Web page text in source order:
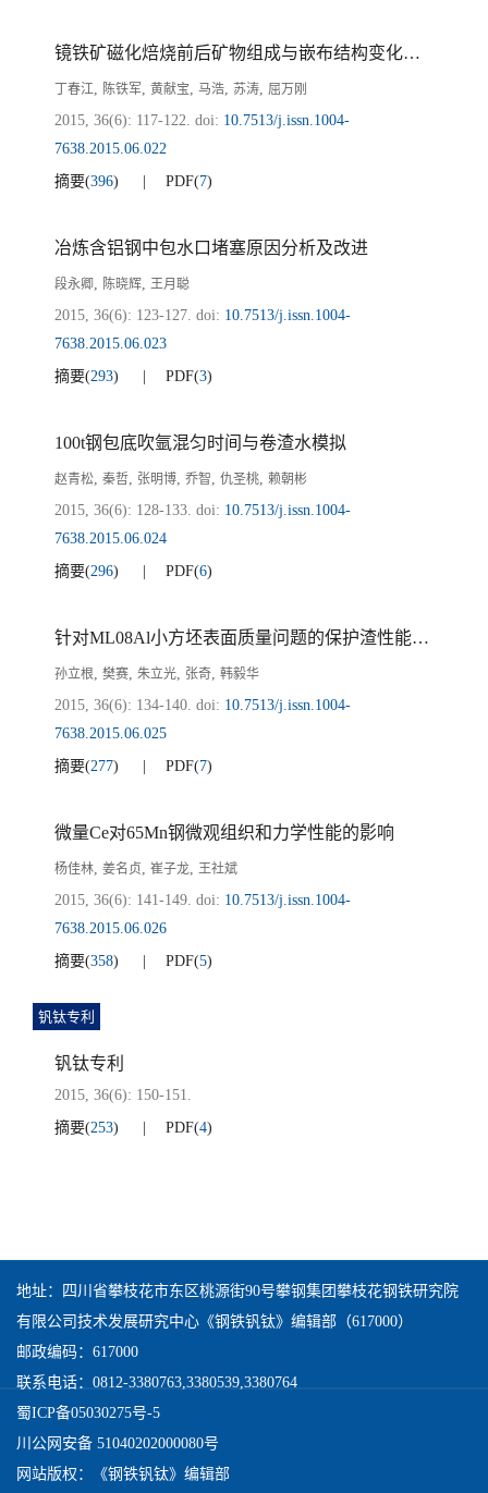
镜铁矿磁化焙烧前后矿物组成与嵌布结构变化分析
丁春江, 陈铁军, 黄献宝, 马浩, 苏涛, 屈万刚
2015, 36(6): 117-122. doi: 10.7513/j.issn.1004-
7638.2015.06.022
摘要(396) PDF(7)
冶炼含铝钢中包水口堵塞原因分析及改进
段永卿, 陈晓辉, 王月聪
2015, 36(6): 123-127. doi: 10.7513/j.issn.1004-
7638.2015.06.023
摘要(293) PDF(3)
100t钢包底吹氩混匀时间与卷渣水模拟
赵青松, 秦哲, 张明博, 乔智, 仇圣桃, 赖朝彬
2015, 36(6): 128-133. doi: 10.7513/j.issn.1004-
7638.2015.06.024
摘要(296) PDF(6)
针对ML08Al小方坯表面质量问题的保护渣性能优化
孙立根, 樊赛, 朱立光, 张奇, 韩毅华
2015, 36(6): 134-140. doi: 10.7513/j.issn.1004-
7638.2015.06.025
摘要(277) PDF(7)
微量Ce对65Mn钢微观组织和力学性能的影响
杨佳林, 姜名贞, 崔子龙, 王社斌
2015, 36(6): 141-149. doi: 10.7513/j.issn.1004-
7638.2015.06.026
摘要(358) PDF(5)
钒钛专利
钒钛专利
2015, 36(6): 150-151.
摘要(253) PDF(4)
地址：四川省攀枝花市东区桃源街90号攀钢集团攀枝花钢铁研究院
有限公司技术发展研究中心《钢铁钒钛》编辑部（617000）
邮政编码：617000
联系电话：0812-3380763,3380539,3380764
蜀ICP备05030275号-5
川公网安备 51040202000080号
网站版权：《钢铁钒钛》编辑部